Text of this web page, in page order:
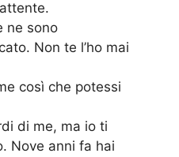
ne sono
Non te l’ho mai
così che potessi
di me, ma io ti
Nove anni fa hai